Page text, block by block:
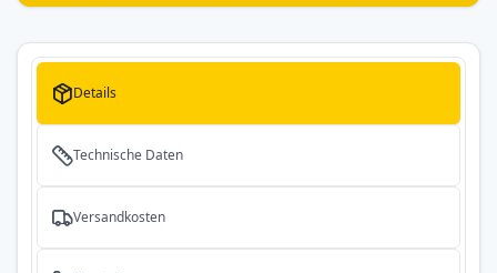
Details
Technische Daten
Versandkosten